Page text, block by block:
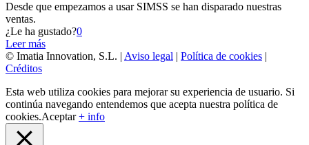
Desde que empezamos a usar SIMSS se han disparado nuestras
ventas.
¿Le ha gustado?0
Leer más
© Imatia Innovation, S.L. | Aviso legal | Política de cookies |
Créditos
Esta web utiliza cookies para mejorar su experiencia de usuario. Si
continúa navegando entendemos que acepta nuestra política de
cookies.Aceptar + info